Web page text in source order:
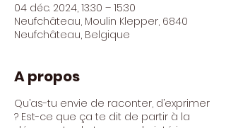
04 déc. 2024, 13:30 – 15:30
Neufchâteau, Moulin Klepper, 6840
Neufchâteau, Belgique
A propos
Qu’as-tu envie de raconter, d’exprimer
? Est-ce que ça te dit de partir à la